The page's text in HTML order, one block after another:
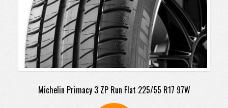
Michelin Primacy 3 ZP Run Flat 225/55 R17 97W